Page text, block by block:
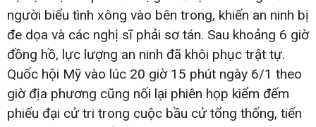
người biểu tình xông vào bên trong, khiến an ninh bị
đe dọa và các nghị sĩ phải sơ tán. Sau khoảng 6 giờ
đồng hồ, lực lượng an ninh đã khôi phục trật tự.
Quốc hội Mỹ vào lúc 20 giờ 15 phút ngày 6/1 theo
giờ địa phương cũng nối lại phiên họp kiểm đếm
phiếu đại cử tri trong cuộc bầu cử tổng thống, tiến